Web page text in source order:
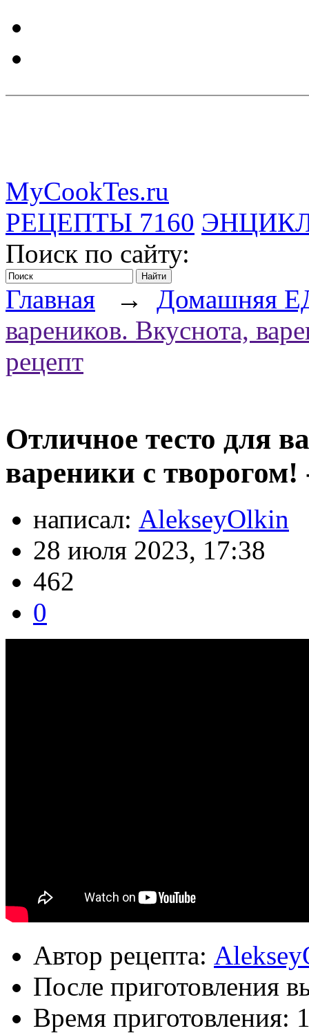
MyCookTes.ru
РЕЦЕПТЫ 7160
Поиск по сайту:
Главная → Домашняя
вареников. Вкуснота,
рецепт
Отличное тесто для
вареники с творогом!
написал: AlekseyOlkin
28 июля 2023, 17:38
462
0
Автор рецепта:
После приготовления
Время приготовления: